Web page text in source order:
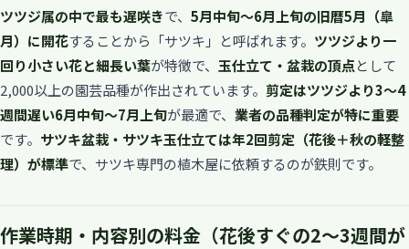
ツツジ属の中で最も遅咲きで、 5月中旬〜6月上旬の旧暦5月（皐
月）に開花することから「サツキ」と呼ばれます。 ツツジより一
回り小さい花と細長い葉が特徴で、 玉仕立て・盆栽の頂点として
2,000以上の園芸品種が作出されています。 剪定はツツジより3〜4
週間遅い6月中旬〜7月上旬が最適で、 業者の品種判定が特に重要
です。 サツキ盆栽・サツキ玉仕立ては年2回剪定（花後＋秋の軽整
理）が標準で、サツキ専門の植木屋に依頼するのが鉄則です。
作業時期・内容別の料金（花後すぐの2〜3週間が